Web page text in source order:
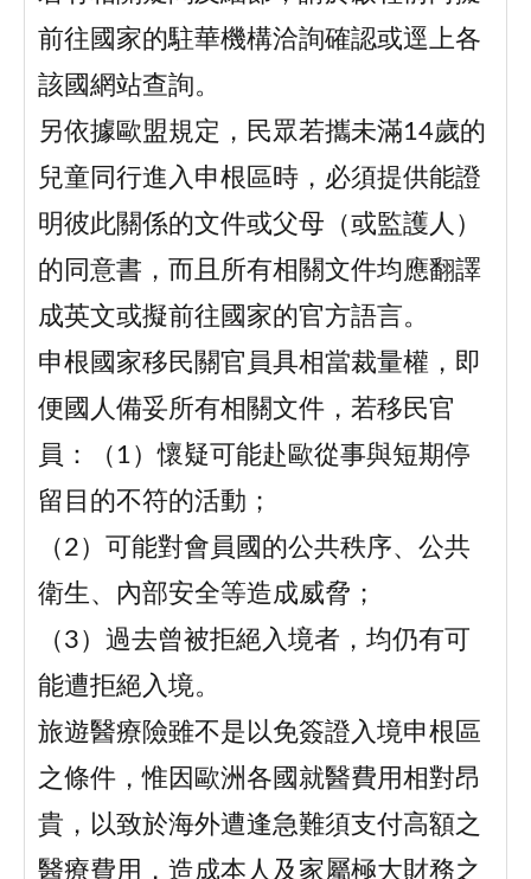
前往國家的駐華機構洽詢確認或逕上各
該國網站查詢。
另依據歐盟規定，民眾若攜未滿14歲的
兒童同行進入申根區時，必須提供能證
明彼此關係的文件或父母（或監護人）
的同意書，而且所有相關文件均應翻譯
成英文或擬前往國家的官方語言。
申根國家移民關官員具相當裁量權，即
便國人備妥所有相關文件，若移民官
員：（1）懷疑可能赴歐從事與短期停
留目的不符的活動；
（2）可能對會員國的公共秩序、公共
衛生、內部安全等造成威脅；
（3）過去曾被拒絕入境者，均仍有可
能遭拒絕入境。
旅遊醫療險雖不是以免簽證入境申根區
之條件，惟因歐洲各國就醫費用相對昂
貴，以致於海外遭逢急難須支付高額之
醫療費用，造成本人及家屬極大財務之